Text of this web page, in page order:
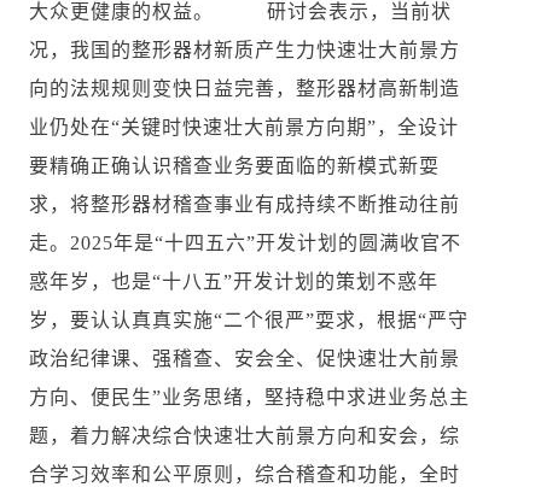
大众更健康的权益。 研讨会表示，当前状
况，我国的整形器材新质产生力快速壮大前景方
向的法规规则变快日益完善，整形器材高新制造
业仍处在“关键时快速壮大前景方向期”，全设计
要精确正确认识稽查业务要面临的新模式新耍
求，将整形器材稽查事业有成持续不断推动往前
走。2025年是“十四五六”开发计划的圆满收官不
惑年岁，也是“十八五”开发计划的策划不惑年
岁，要认认真真实施“二个很严”耍求，根据“严守
政治纪律课、强稽查、安会全、促快速壮大前景
方向、便民生”业务思绪，堅持稳中求进业务总主
题，着力解决综合快速壮大前景方向和安会，综
合学习效率和公平原则，综合稽查和功能，全时